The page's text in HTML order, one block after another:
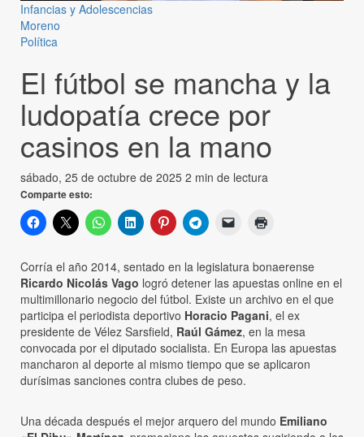
Infancias y Adolescencias
Moreno
Política
El fútbol se mancha y la
ludopatía crece por
casinos en la mano
sábado, 25 de octubre de 2025 2 min de lectura
Comparte esto:
Corría el año 2014, sentado en la legislatura bonaerense
Ricardo Nicolás Vago logró detener las apuestas online en el
multimillonario negocio del fútbol. Existe un archivo en el que
participa el periodista deportivo Horacio Pagani, el ex
presidente de Vélez Sarsfield, Raúl Gámez, en la mesa
convocada por el diputado socialista. En Europa las apuestas
mancharon al deporte al mismo tiempo que se aplicaron
durísimas sanciones contra clubes de peso.
Una década después el mejor arquero del mundo Emiliano